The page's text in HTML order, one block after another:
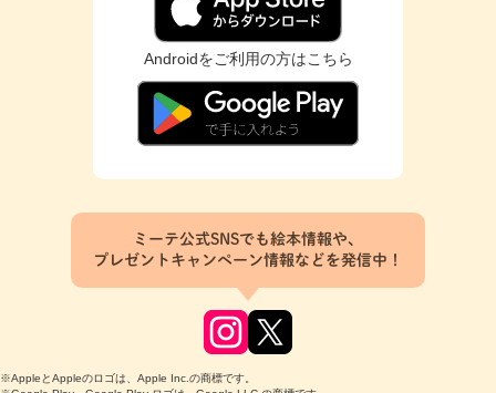
Androidをご利用の方はこちら
ミーテ公式SNSでも絵本情報や、
プレゼントキャンペーン情報などを発信中！
※AppleとAppleのロゴは、Apple Inc.の商標です。